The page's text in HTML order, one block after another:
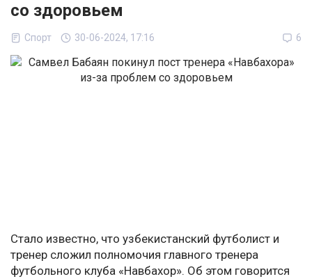
со здоровьем
Спорт 30-06-2024, 17:16 6
Стало известно, что узбекистанский футболист и
тренер сложил полномочия главного тренера
футбольного клуба «Навбахор». Об этом говорится